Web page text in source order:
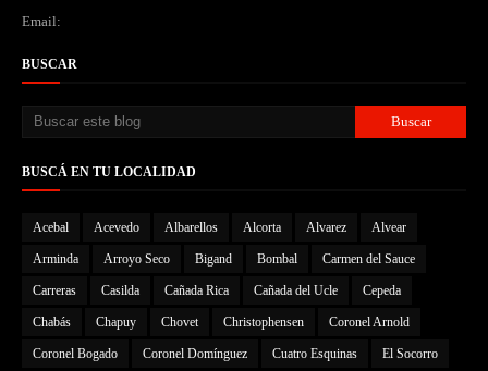
Email:
BUSCAR
BUSCÁ EN TU LOCALIDAD
Acebal Acevedo Albarellos Alcorta Alvarez Alvear
Arminda Arroyo Seco Bigand Bombal Carmen del Sauce
Carreras Casilda Cañada Rica Cañada del Ucle Cepeda
Chabás Chapuy Chovet Christophensen Coronel Arnold
Coronel Bogado Coronel Domínguez Cuatro Esquinas El Socorro